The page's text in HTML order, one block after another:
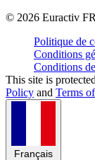
© 2026 Euractiv
Politique de
Conditions
Conditions
This site is
Policy and Terms
Français